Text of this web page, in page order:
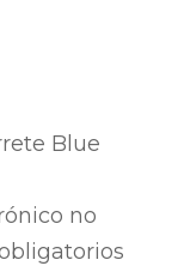
Blue
no